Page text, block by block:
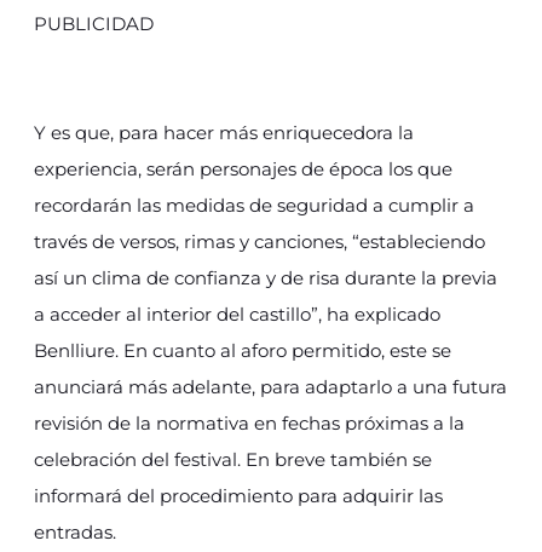
PUBLICIDAD
Y es que, para hacer más enriquecedora la
experiencia, serán personajes de época los que
recordarán las medidas de seguridad a cumplir a
través de versos, rimas y canciones, “estableciendo
así un clima de confianza y de risa durante la previa
a acceder al interior del castillo”, ha explicado
Benlliure. En cuanto al aforo permitido, este se
anunciará más adelante, para adaptarlo a una futura
revisión de la normativa en fechas próximas a la
celebración del festival. En breve también se
informará del procedimiento para adquirir las
entradas.